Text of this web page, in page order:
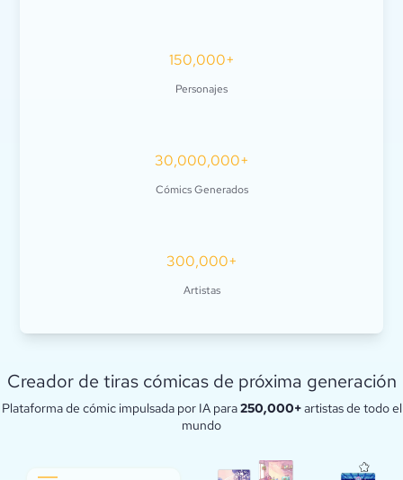
150,000+
Personajes
30,000,000+
Cómics Generados
300,000+
Artistas
Creador de tiras cómicas de próxima generación
Plataforma de cómic impulsada por IA para250,000+artistas de todo el
mundo